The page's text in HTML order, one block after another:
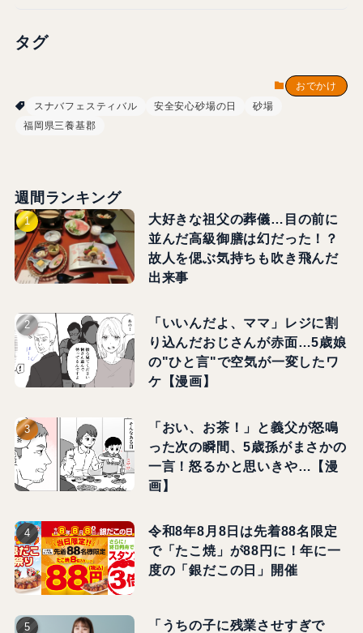
タグ
おでかけ
スナバフェスティバル
安全安心砂場の日
砂場
福岡県三養基郡
週間ランキング
大好きな祖父の葬儀…目の前に
並んだ高級御膳は幻だった！？
故人を偲ぶ気持ちも吹き飛んだ
出来事
「いいんだよ、ママ」レジに割
り込んだおじさんが赤面…5歳娘
の"ひと言"で空気が一変したワ
ケ【漫画】
「おい、お茶！」と義父が怒鳴
った次の瞬間、5歳孫がまさかの
一言！怒るかと思いきや…【漫
画】
令和8年8月8日は先着88名限定
で「たこ焼」が88円に！年に一
度の「銀だこの日」開催
「うちの子に残業させすぎで